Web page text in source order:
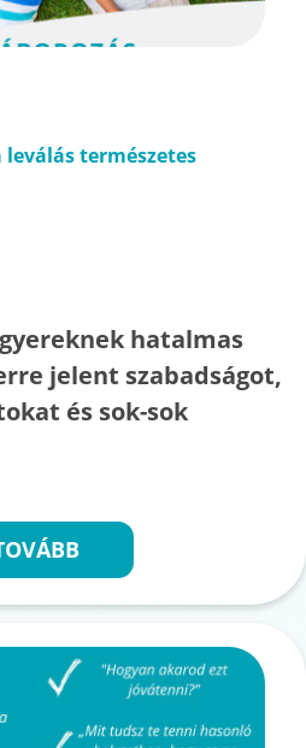
természetes
hatalmas
jelent szabadságot,
és sok-sok